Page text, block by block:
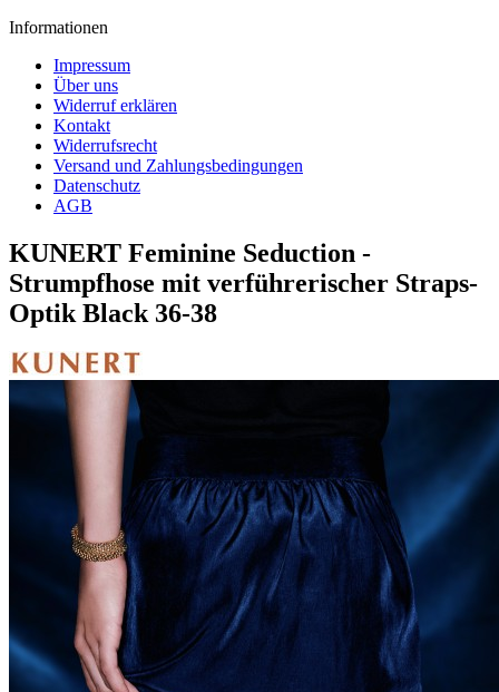
Informationen
Impressum
Über uns
Widerruf erklären
Kontakt
Widerrufsrecht
Versand und Zahlungsbedingungen
Datenschutz
AGB
KUNERT Feminine Seduction -
Strumpfhose mit verführerischer Straps-
Optik Black 36-38